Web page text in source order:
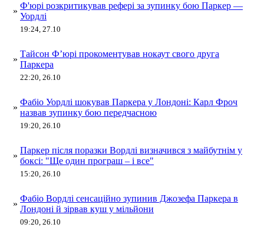
»
Ф'юрі розкритикував рефері за зупинку бою Паркер —
Уордлі
19:24, 27.10
»
Тайсон Фʼюрі прокоментував нокаут свого друга
Паркера
22:20, 26.10
»
Фабіо Уордлі шокував Паркера у Лондоні: Карл Фроч
назвав зупинку бою передчасною
19:20, 26.10
»
Паркер після поразки Вордлі визначився з майбутнім у
боксі: "Ще один програш – і все"
15:20, 26.10
»
Фабіо Вордлі сенсаційно зупинив Джозефа Паркера в
Лондоні й зірвав куш у мільйони
09:20, 26.10